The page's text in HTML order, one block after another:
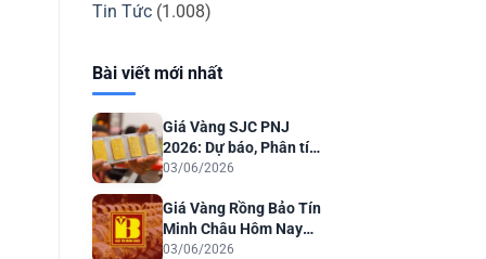
Tin Tức(1.008)
Bài viết mới nhất
Giá Vàng SJC PNJ
2026: Dự báo, Phân tích
& Lời khuyên Đầu tư
03/06/2026
Giá Vàng Rồng Bảo Tín
Minh Châu Hôm Nay
2026: Dự Báo & Phân
03/06/2026